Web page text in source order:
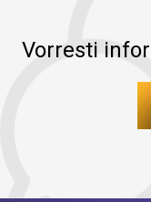
Vorresti